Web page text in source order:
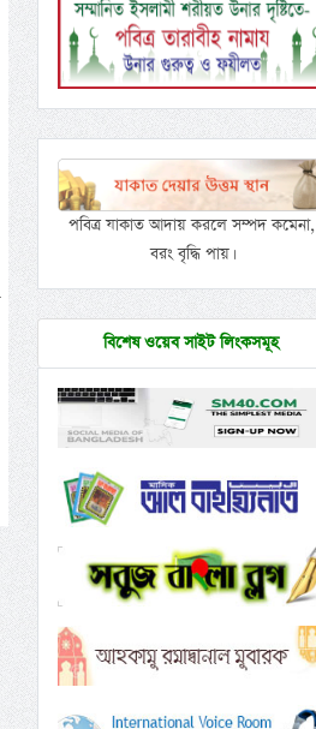
পবিত্র যাকাত আদায় করলে সম্পদ কমেনা,
বরং বৃদ্ধি পায়।
বিশেষ ওয়েব সাইট লিংকসমূহ